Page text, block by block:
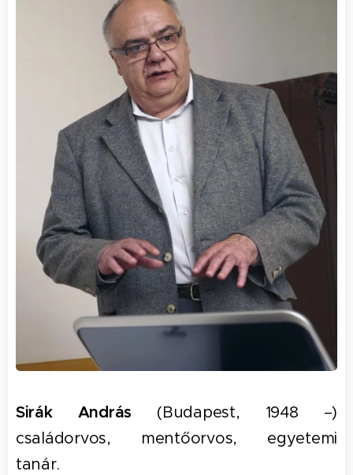
Sirák András (Budapest, 1948 –)
családorvos, mentőorvos, egyetemi
tanár.